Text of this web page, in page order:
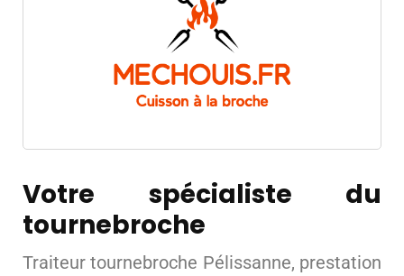
Votre spécialiste du
tournebroche
Traiteur tournebroche Pélissanne, prestation